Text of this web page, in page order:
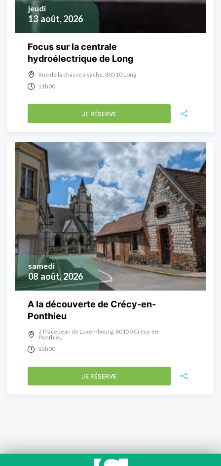
13 août, 2026
jeudi
Focus sur la centrale
hydroélectrique de Long
Rue de la chasse à vache, 80510 Long
11h00
JE RÉSERVE
08 août, 2026
samedi
A la découverte de Crécy-en-
Ponthieu
2 Place Jean de Luxembourg, 80150 Crécy-en-
Ponthieu
15h00
JE RÉSERVE